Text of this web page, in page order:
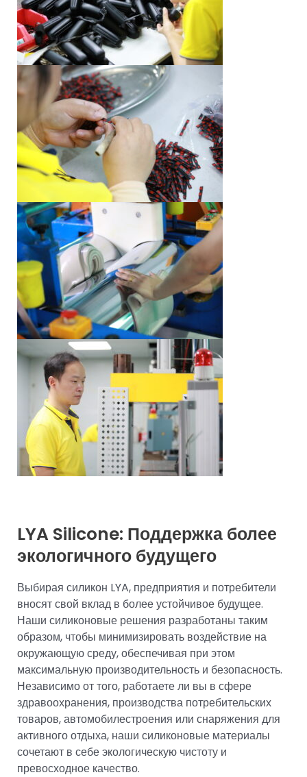
LYA Silicone: Поддержка более
экологичного будущего
Выбирая силикон LYA, предприятия и потребители
вносят свой вклад в более устойчивое будущее.
Наши силиконовые решения разработаны таким
образом, чтобы минимизировать воздействие на
окружающую среду, обеспечивая при этом
максимальную производительность и безопасность.
Независимо от того, работаете ли вы в сфере
здравоохранения, производства потребительских
товаров, автомобилестроения или снаряжения для
активного отдыха, наши силиконовые материалы
сочетают в себе экологическую чистоту и
превосходное качество.